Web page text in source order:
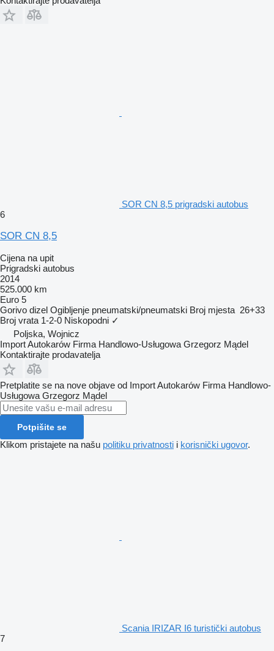
SOR CN 8,5 prigradski autobus
6
SOR CN 8,5
Cijena na upit
Prigradski autobus
2014
525.000 km
Euro 5
Gorivo dizel Ogibljenje pneumatski/pneumatski Broj mjesta 26+33
Broj vrata 1-2-0 Niskopodni ✓
Poljska, Wojnicz
Import Autokarów Firma Handlowo-Usługowa Grzegorz Mądel
Kontaktirajte prodavatelja
Pretplatite se na nove objave od Import Autokarów Firma Handlowo-
Usługowa Grzegorz Mądel
Potpišite se
Klikom pristajete na našu politiku privatnosti i korisnički ugovor.
Scania IRIZAR I6 turistički autobus
7